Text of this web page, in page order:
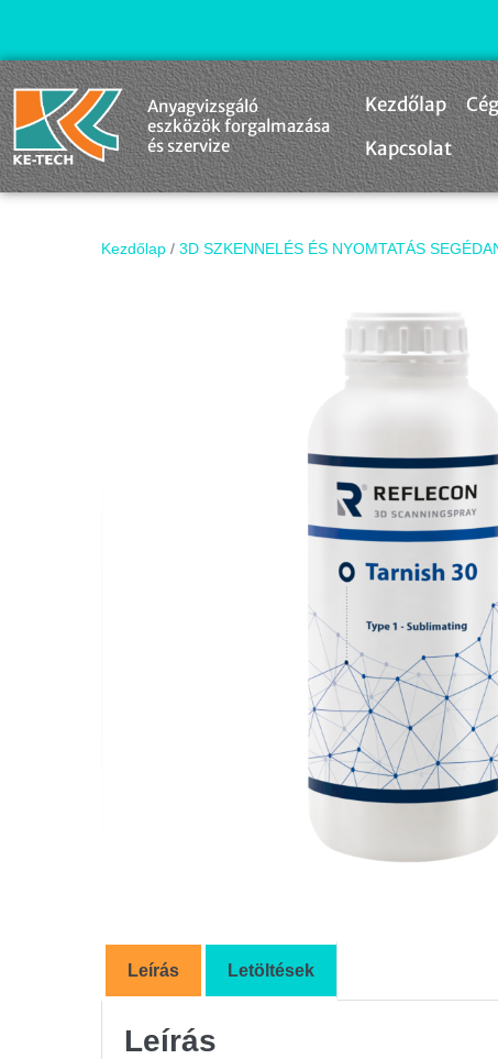
Anyagvizsgáló
eszközök forgalmazása
és szervize
Kezdőlap
Kapcsolat
Kezdőlap / 3D SZKENNELÉS ÉS NYOMTATÁS
Leírás Letöltések
Leírás